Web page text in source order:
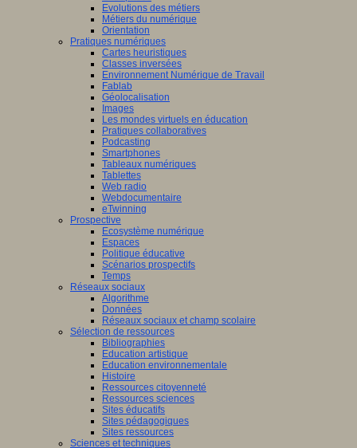
Evolutions des métiers
Métiers du numérique
Orientation
Pratiques numériques
Cartes heuristiques
Classes inversées
Environnement Numérique de Travail
Fablab
Géolocalisation
Images
Les mondes virtuels en éducation
Pratiques collaboratives
Podcasting
Smartphones
Tableaux numériques
Tablettes
Web radio
Webdocumentaire
eTwinning
Prospective
Ecosystème numérique
Espaces
Politique éducative
Scénarios prospectifs
Temps
Réseaux sociaux
Algorithme
Données
Réseaux sociaux et champ scolaire
Sélection de ressources
Bibliographies
Education artistique
Education environnementale
Histoire
Ressources citoyenneté
Ressources sciences
Sites éducatifs
Sites pédagogiques
Sites ressources
Sciences et techniques